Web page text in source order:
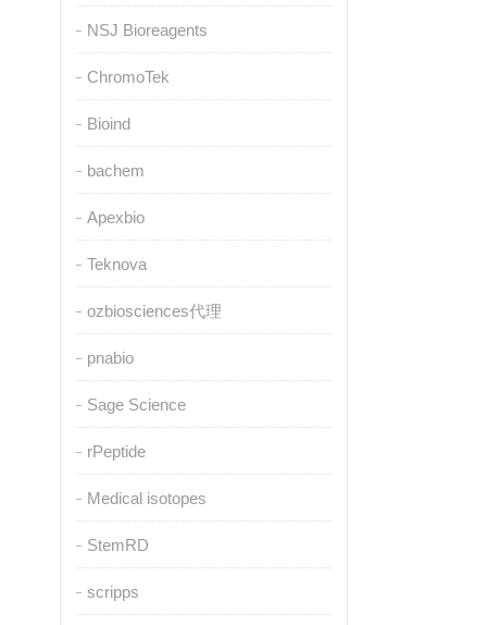
NSJ Bioreagents
ChromoTek
Bioind
bachem
Apexbio
Teknova
ozbiosciences代理
pnabio
Sage Science
rPeptide
Medical isotopes
StemRD
scripps